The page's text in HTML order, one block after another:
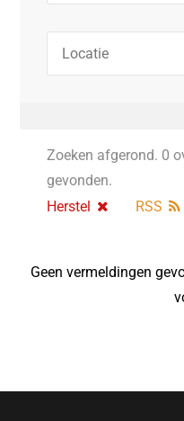
Zoeken afgerond. 0
gevonden.
Herstel
RSS
Geen vermeldingen